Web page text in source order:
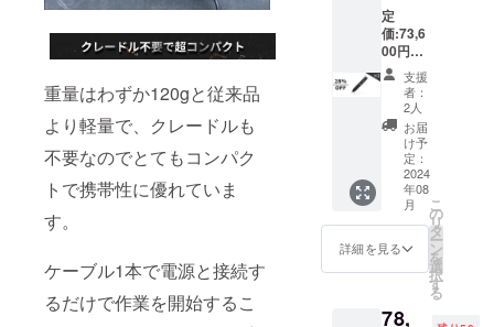
重量はわずか120gと従来品
より軽量で、クレードルも
不要なのでとてもコンパク
トで携帯性に優れていま
す。
ケーブル1本で電源と接続す
るだけで作業を開始するこ
her-tech.jp角ネジ
×2 ・六
角レン
チ×1 ・
Type-C
to Type-
C給電
ケーブ
ル×1 ・
日本語
取扱説
明書×1
定
価:73,6
00円
（税
込） ※
送料無
料（日
本国内
限定）
内容
物： ・
超音波
カッ
ター×2
・替刃
×80 ・
用ク
支援
者：
2人
お届
け予
定：
2024
年08
月
詳細を見る
こ
の
リ
タ
ー
ン
を
選
択
す
る
78,